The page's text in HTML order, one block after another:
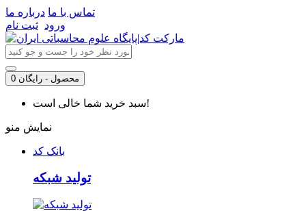
تماس با ما درباره ما
ورود ثبت نام
0 محصول - رایگان
سبد خرید شما خالی است!
نمایش منو
بانک کد
تولید شبکه